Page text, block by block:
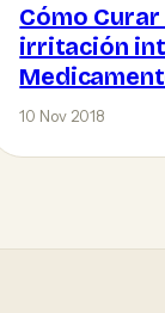
Cómo
irritación
10 Nov 2018